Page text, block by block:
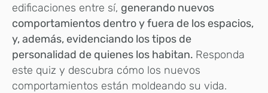
edificaciones entre sí, generando nuevos
comportamientos dentro y fuera de los espacios,
y, además, evidenciando los tipos de
personalidad de quienes los habitan. Responda
este quiz y descubra cómo los nuevos
comportamientos están moldeando su vida.